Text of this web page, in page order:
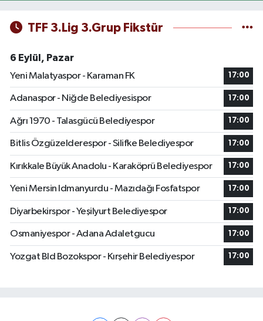
TFF 3.Lig 3.Grup Fikstür
6 Eylül, Pazar
Yeni Malatyaspor - Karaman FK
17:00
Adanaspor - Niğde Belediyesispor 17:00
Ağrı 1970 - Talasgücü Belediyespor 17:00
Bitlis Özgüzelderespor - Silifke Belediyespor 17:00
Kırıkkale Büyük Anadolu - Karaköprü Belediyespor 17:00
Yeni Mersin Idmanyurdu - Mazıdağı Fosfatspor 17:00
Diyarbekirspor - Yeşilyurt Belediyespor 17:00
Osmaniyespor - Adana Adaletgucu 17:00
Yozgat Bld Bozokspor - Kırşehir Belediyespor 17:00